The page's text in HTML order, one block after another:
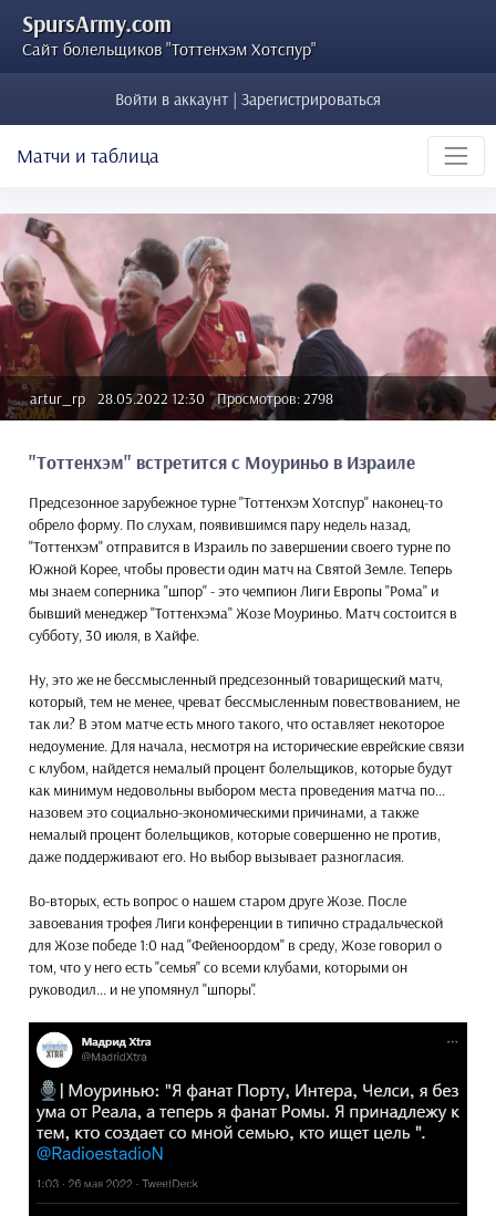
SpursArmy.com
Сайт болельщиков "Тоттенхэм Хотспур"
Войти в аккаунт | Зарегистрироваться
Матчи и таблица
artur_rp 28.05.2022 12:30 Просмотров: 2798
"Тоттенхэм" встретится с Моуриньо в Израиле
Предсезонное зарубежное турне "Тоттенхэм Хотспур" наконец-то
обрело форму. По слухам, появившимся пару недель назад,
"Тоттенхэм" отправится в Израиль по завершении своего турне по
Южной Корее, чтобы провести один матч на Святой Земле. Теперь
мы знаем соперника "шпор" - это чемпион Лиги Европы "Рома" и
бывший менеджер "Тоттенхэма" Жозе Моуриньо. Матч состоится в
субботу, 30 июля, в Хайфе.
Ну, это же не бессмысленный предсезонный товарищеский матч,
который, тем не менее, чреват бессмысленным повествованием, не
так ли? В этом матче есть много такого, что оставляет некоторое
недоумение. Для начала, несмотря на исторические еврейские связи
с клубом, найдется немалый процент болельщиков, которые будут
как минимум недовольны выбором места проведения матча по...
назовем это социально-экономическими причинами, а также
немалый процент болельщиков, которые совершенно не против,
даже поддерживают его. Но выбор вызывает разногласия.
Во-вторых, есть вопрос о нашем старом друге Жозе. После
завоевания трофея Лиги конференции в типично страдальческой
для Жозе победе 1:0 над "Фейеноордом" в среду, Жозе говорил о
том, что у него есть "семья" со всеми клубами, которыми он
руководил... и не упомянул "шпоры".